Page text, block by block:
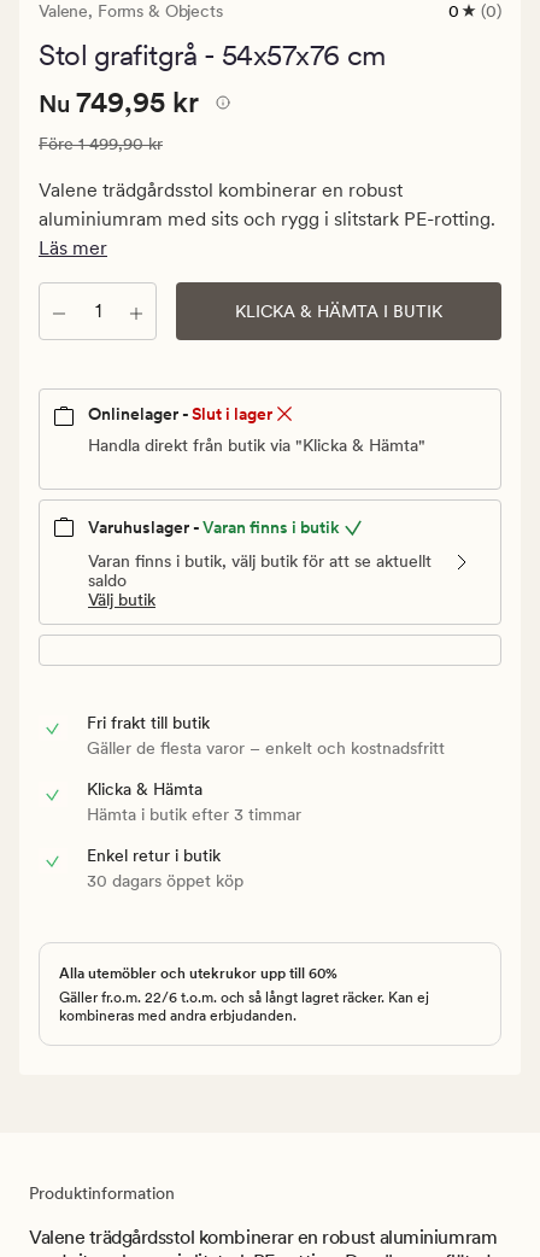
Valene, Forms & Objects
0
0 (0)
Stol grafitgrå - 54x57x76 cm
Nuvarande
749,95
kr.
Ordinarie
pris
Nuvarande pris
Nu 749,95 kr
Ordinarie pris 1 499,90 kr
Före1 499,90 kr
Valene trädgårdsstol kombinerar en robust
aluminiumram med sits och rygg i slitstark PE-rotting.
Läs mer
Antal KLICKA & HÄMTA I BUTIK
Onlinelager -Slut i lager
Handla direkt från butik via "Klicka & Hämta"
Varuhuslager -Varan finns i butik
Varan finns i butik, välj butik för att se aktuellt
saldo
Välj butik
Fri frakt till butik
Gäller de flesta varor – enkelt och kostnadsfritt
Klicka & Hämta
Hämta i butik efter 3 timmar
Enkel retur i butik
30 dagars öppet köp
Alla utemöbler och utekrukor upp till 60%
Gäller fr.o.m. 22/6 t.o.m. och så långt lagret räcker. Kan ej
kombineras med andra erbjudanden.
Produktinformation
Valene trädgårdsstol kombinerar en robust aluminiumram